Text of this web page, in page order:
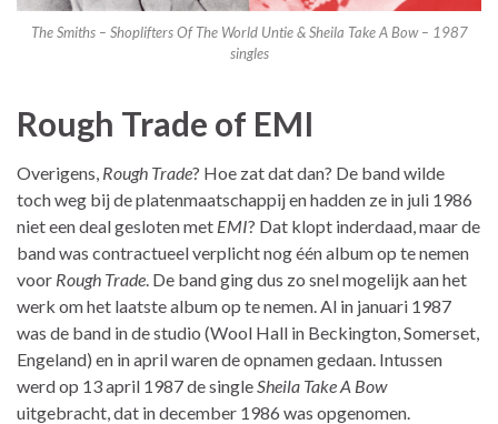
The Smiths – Shoplifters Of The World Untie & Sheila Take A Bow – 1987
singles
Rough Trade of EMI
Overigens, Rough Trade? Hoe zat dat dan? De band wilde
toch weg bij de platenmaatschappij en hadden ze in juli 1986
niet een deal gesloten met EMI? Dat klopt inderdaad, maar de
band was contractueel verplicht nog één album op te nemen
voor Rough Trade . De band ging dus zo snel mogelijk aan het
werk om het laatste album op te nemen. Al in januari 1987
was de band in de studio (Wool Hall in Beckington, Somerset,
Engeland) en in april waren de opnamen gedaan. Intussen
werd op 13 april 1987 de single Sheila Take A Bow
uitgebracht, dat in december 1986 was opgenomen.